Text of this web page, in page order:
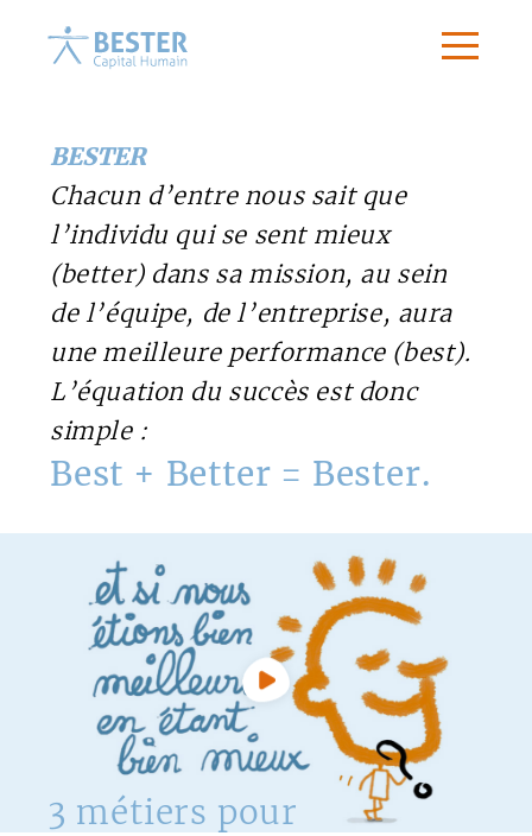
BESTER
Chacun d’entre nous sait que
l’individu qui se sent mieux
(better) dans sa mission, au sein
de l’équipe, de l’entreprise, aura
une meilleure performance (best).
L’équation du succès est donc
simple :
Best + Better = Bester.
3 métiers pour